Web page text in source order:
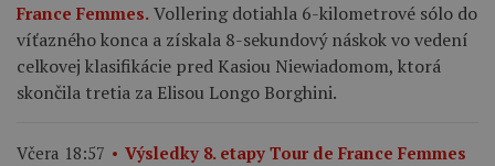
France Femmes. Vollering dotiahla 6-kilometrové sólo do
víťazného konca a získala 8-sekundový náskok vo vedení
celkovej klasifikácie pred Kasiou Niewiadomom, ktorá
skončila tretia za Elisou Longo Borghini.
Včera 18:57
Výsledky 8. etapy Tour de France Femmes